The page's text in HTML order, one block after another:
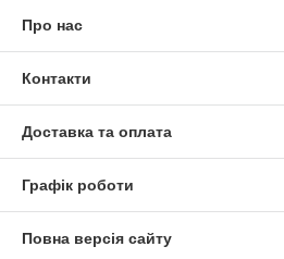
Про нас
Контакти
Доставка та оплата
Графік роботи
Повна версія сайту